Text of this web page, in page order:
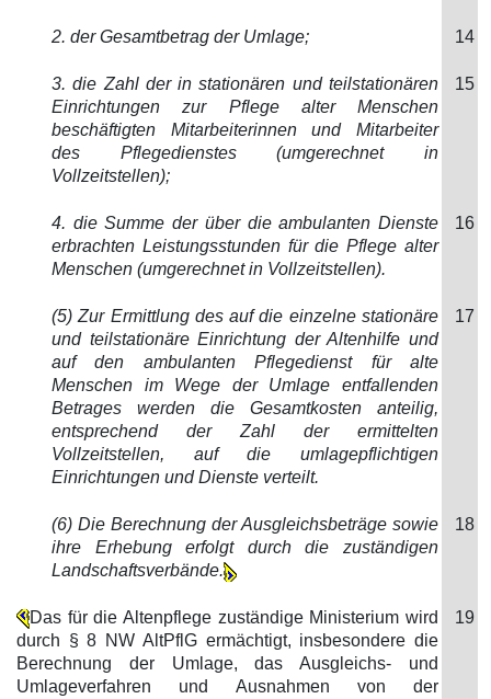
2. der Gesamtbetrag der Umlage; 14
3. die Zahl der in stationären und teilstationären
Einrichtungen zur Pflege alter Menschen
beschäftigten Mitarbeiterinnen und Mitarbeiter
des Pflegedienstes (umgerechnet in
Vollzeitstellen);
15
4. die Summe der über die ambulanten Dienste
erbrachten Leistungsstunden für die Pflege alter
Menschen (umgerechnet in Vollzeitstellen).
16
(5) Zur Ermittlung des auf die einzelne stationäre
und teilstationäre Einrichtung der Altenhilfe und
auf den ambulanten Pflegedienst für alte
Menschen im Wege der Umlage entfallenden
Betrages werden die Gesamtkosten anteilig,
entsprechend der Zahl der ermittelten
Vollzeitstellen, auf die umlagepflichtigen
Einrichtungen und Dienste verteilt.
17
(6) Die Berechnung der Ausgleichsbeträge sowie
ihre Erhebung erfolgt durch die zuständigen
Landschaftsverbände.
18
Das für die Altenpflege zuständige Ministerium wird
durch § 8 NW AltPflG ermächtigt, insbesondere die
Berechnung der Umlage, das Ausgleichs- und
Umlageverfahren und Ausnahmen von der
19